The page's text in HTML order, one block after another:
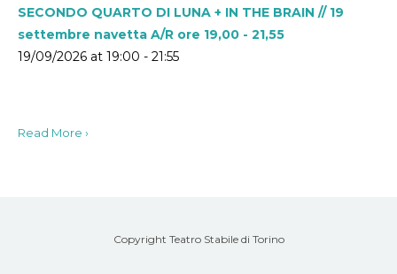
SECONDO QUARTO DI LUNA + IN THE BRAIN // 19
settembre navetta A/R ore 19,00 - 21,55
19/09/2026 at 19:00 - 21:55
Read More ›
Copyright Teatro Stabile di Torino